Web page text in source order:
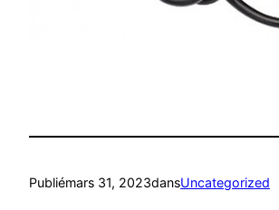
Publiémars 31, 2023dansUncategorized